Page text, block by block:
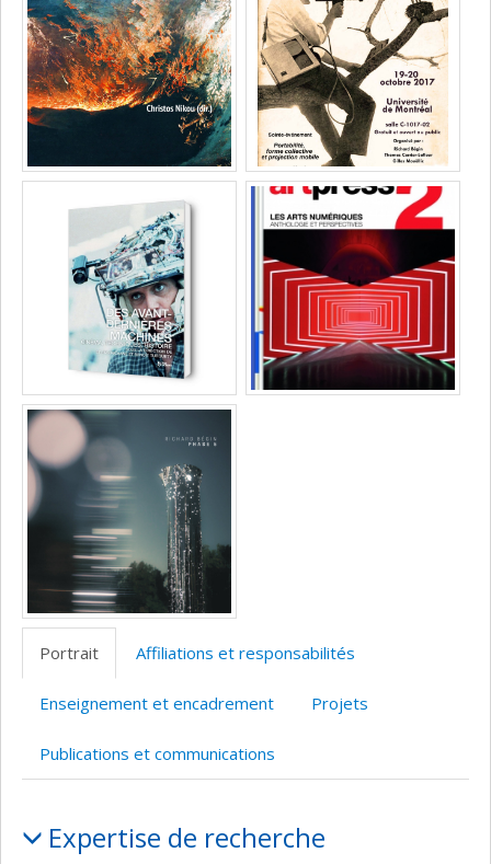
Portrait Affiliations et responsabilités
Enseignement et encadrement Projets
Publications et communications
Expertise de recherche